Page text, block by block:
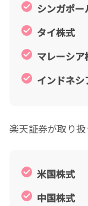
シンガポー
タイ株式
マレーシア
インドネシ
楽天証券が取り扱
米国株式
中国株式